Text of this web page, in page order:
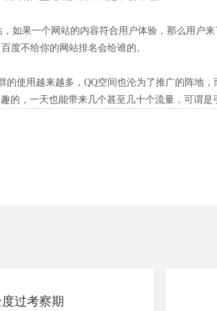
如果一个网站的内容符合用户体验，那么用户
度不给你的网站排名会给谁的。
使用越来越多，QQ空间也沦为了推广的阵地
的，一天也能带来几个甚至几十个流量，可谓是
过考察期